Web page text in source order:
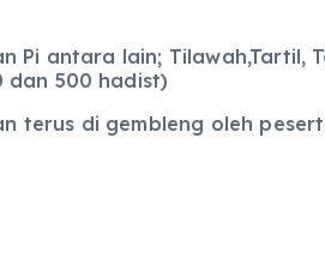
antara lain; Tilawah,Tartil,
dan 500 hadist)
terus di gembleng oleh